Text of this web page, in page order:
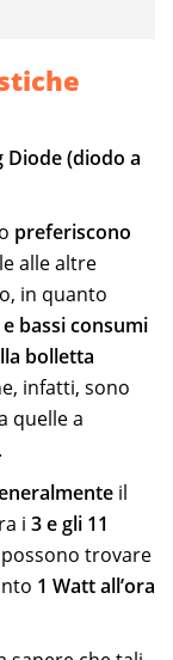
Diode (diodo a
preferiscono
alle altre
in quanto
bassi consumi
bolletta
infatti, sono
quelle a
il
i 3 e gli 11
trovare
1 Watt all’ora